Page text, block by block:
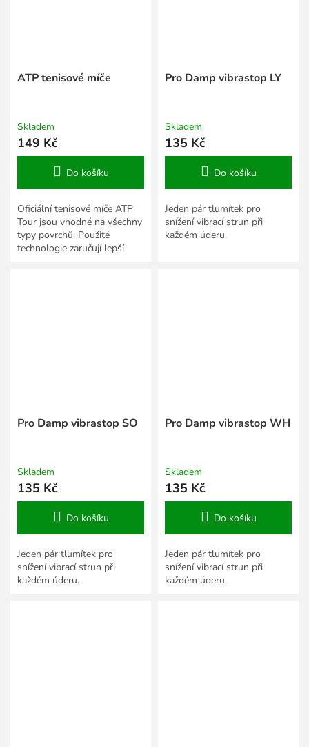
ATP tenisové míče
Skladem
149 Kč
Do košíku
Oficiální tenisové míče ATP
Tour jsou vhodné na všechny
typy povrchů. Použité
technologie zaručují lepší
Pro Damp vibrastop LY
Skladem
135 Kč
Do košíku
Jeden pár tlumítek pro
snížení vibrací strun při
každém úderu.
Pro Damp vibrastop SO
Skladem
135 Kč
Do košíku
Jeden pár tlumítek pro
snížení vibrací strun při
každém úderu.
Pro Damp vibrastop WH
Skladem
135 Kč
Do košíku
Jeden pár tlumítek pro
snížení vibrací strun při
každém úderu.